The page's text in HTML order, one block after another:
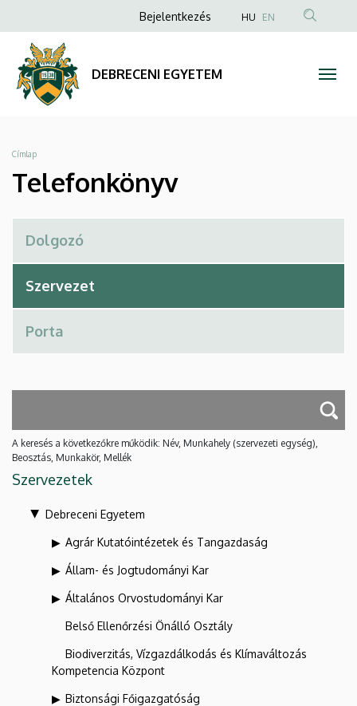
Telefonkönyv
DEBRECENI
EGYETEM
a
tartalomra
Anonim
menüje
Bejelentkezés HU EN
DEBRECENI EGYETEM
Morzsa
Címlap
Telefonkönyv
A keresés a következőkre működik: Név, Munkahely (szervezeti egység),
Beosztás, Munkakör, Mellék
Szervezetek
Debreceni Egyetem
Agrár Kutatóintézetek és Tangazdaság
Állam- és Jogtudományi Kar
Általános Orvostudományi Kar
Belső Ellenőrzési Önálló Osztály
Biodiverzitás, Vízgazdálkodás és Klímaváltozás
Kompetencia Központ
Biztonsági Főigazgatóság